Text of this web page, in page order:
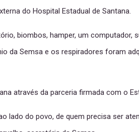
do Hospital Estadual de Santana.
biombos, hamper, um
da Semsa e os respiradores foram
através da parceria firmada com o
lado do povo, de quem precisa ser